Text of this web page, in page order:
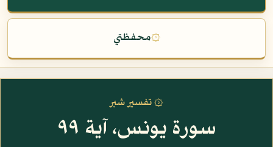
۞محفظتي
۞ تفسير شبر
سورة يونس، آية ٩٩